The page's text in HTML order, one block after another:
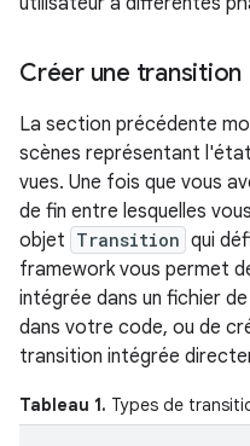
Créer une transition
La section précédente
scènes représentant
vues. Une fois que vous
de fin entre lesquelles
objet Transition qui
framework vous permet
intégrée dans un fichier
dans votre code, ou de
transition intégrée
Tableau 1. Types de